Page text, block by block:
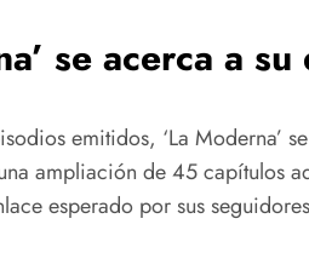
se acerca a
emitidos, ‘La Moderna’
ampliación de 45 capítulos
esperado por sus